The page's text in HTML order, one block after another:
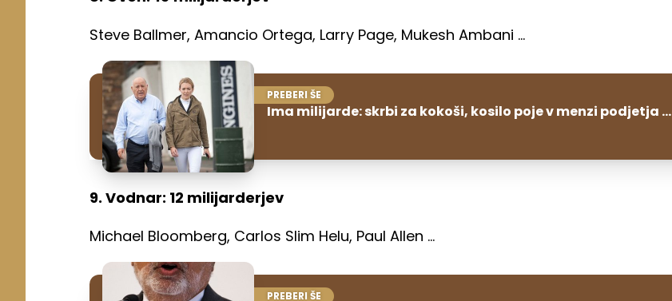
Steve Ballmer, Amancio Ortega, Larry Page, Mukesh Ambani ...
PREBERI ŠE
Ima milijarde: skrbi za kokoši, kosilo poje v menzi podjetja ...
9. Vodnar: 12 milijarderjev
Michael Bloomberg, Carlos Slim Helu, Paul Allen ...
PREBERI ŠE